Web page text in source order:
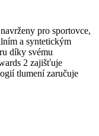
pro sportovce,
a syntetickým
díky svému
2 zajišťuje
tlumení zaručuje